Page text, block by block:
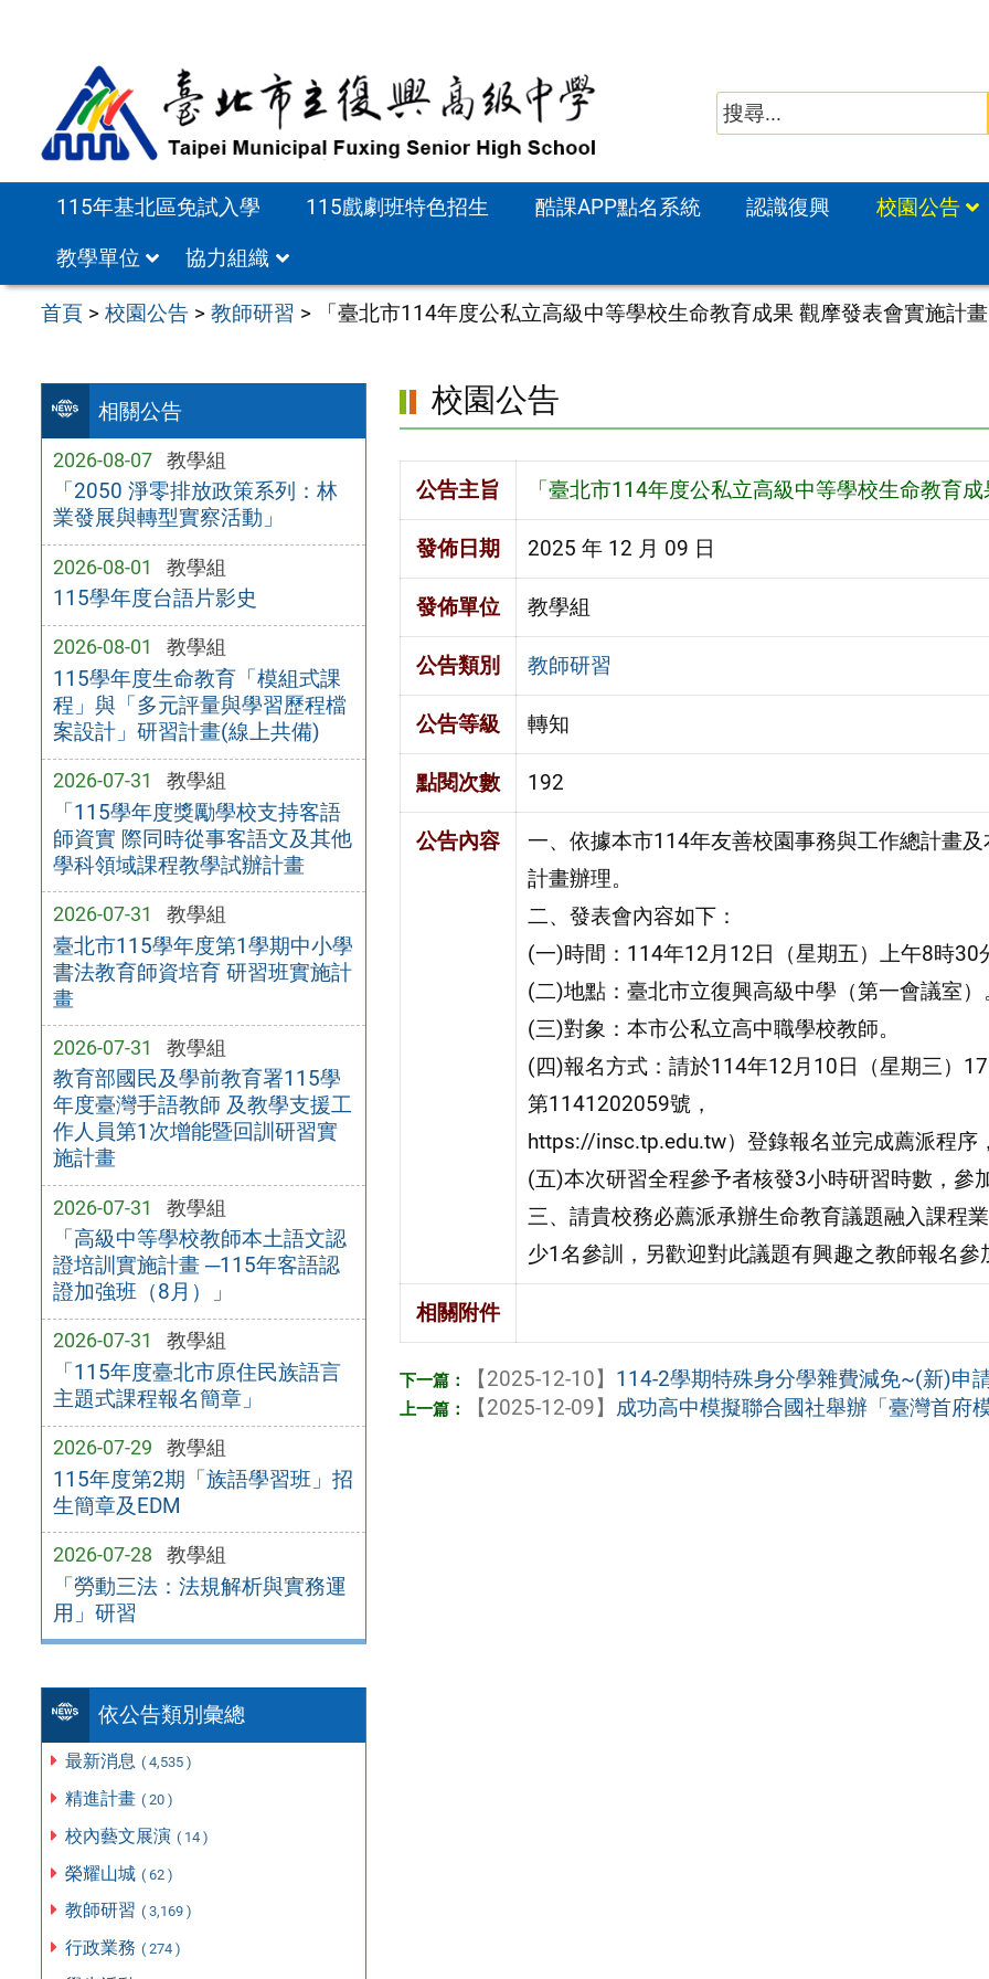
115年基北區免試入學 115戲劇班特色招生 酷課APP點名系統 認識復興
校園公告
教學單位
協力組織
首頁 >校園公告 >教師研習 > 「臺北市114年度公私立高級中等學校生命教育成果 觀摩發表會實施計
相關公告
2026-08-07 教學組
「2050 淨零排放政策系列：林
業發展與轉型實察活動」
2026-08-01 教學組
115學年度台語片影史
2026-08-01 教學組
115學年度生命教育「模組式課
程」與「多元評量與學習歷程檔
案設計」研習計畫(線上共備)
2026-07-31 教學組
「115學年度獎勵學校支持客語
師資實 際同時從事客語文及其他
學科領域課程教學試辦計畫
2026-07-31 教學組
臺北市115學年度第1學期中小學
書法教育師資培育 研習班實施計
畫
2026-07-31 教學組
教育部國民及學前教育署115學
年度臺灣手語教師 及教學支援工
作人員第1次增能暨回訓研習實
施計畫
2026-07-31 教學組
「高級中等學校教師本土語文認
證培訓實施計畫 ─115年客語認
證加強班（8月）」
2026-07-31 教學組
「115年度臺北市原住民族語言
主題式課程報名簡章」
2026-07-29 教學組
115年度第2期「族語學習班」招
生簡章及EDM
2026-07-28 教學組
「勞動三法：法規解析與實務運
用」研習
依公告類別彙總
最新消息 ( 4,535 )
精進計畫 ( 20 )
校內藝文展演 ( 14 )
榮耀山城 ( 62 )
教師研習 ( 3,169 )
行政業務 ( 274 )
校園公告
公告主旨 「臺北市114年度公私立高級中等學校生命教育
發佈日期 2025 年 12 月 09 日
發佈單位 教學組
公告類別 教師研習
公告等級 轉知
點閱次數 192
公告內容
一、依據本市114年友善校園事務與工作總計畫
計畫辦理。
二、發表會內容如下：
(一)時間：114年12月12日（星期五）上午8時30
(二)地點：臺北市立復興高級中學（第一會議室）
(三)對象：本市公私立高中職學校教師。
(四)報名方式：請於114年12月10日（星期三）
第1141202059號，
https://insc.tp.edu.tw）登錄報名並完成薦派程
(五)本次研習全程參予者核發3小時研習時數，參
三、請貴校務必薦派承辦生命教育議題融入課程
少1名參訓，另歡迎對此議題有興趣之教師報名參
相關附件
【2025-12-10】 114-2學期特殊身分學雜費減免~(新)申
【2025-12-09】 成功高中模擬聯合國社舉辦「臺灣首府